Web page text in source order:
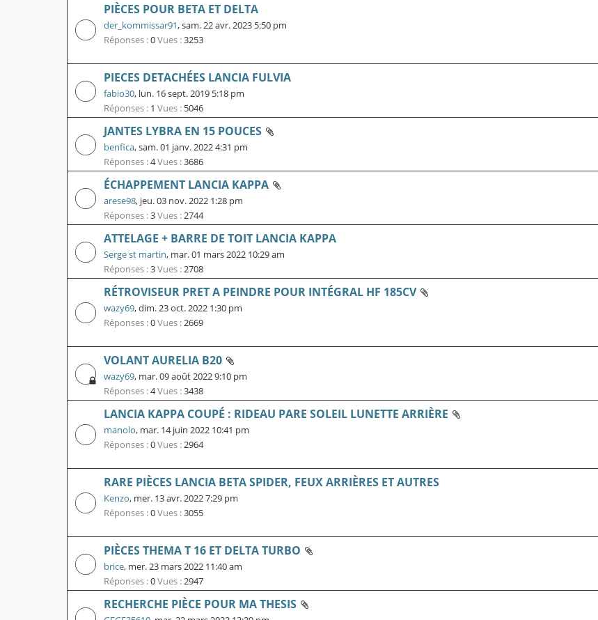
PIÈCES POUR BETA ET DELTA
der_kommissar91,sam. 22 avr. 2023 5:50 pm
Réponses :0Vues :3253
PIECES DETACHÉES LANCIA FULVIA
fabio30, lun. 16 sept. 2019 5:18 pm
Réponses : 1 Vues : 5046
JANTES LYBRA EN 15 POUCES
benfica,sam. 01 janv. 2022 4:31 pm
Réponses :4Vues :3686
ÉCHAPPEMENT LANCIA KAPPA
arese98, jeu. 03 nov. 2022 1:28 pm
Réponses :3Vues : 2744
ATTELAGE + BARRE DE TOIT LANCIA KAPPA
Serge st martin, mar. 01 mars 2022 10:29 am
Réponses :3Vues : 2708
RÉTROVISEUR PRET A PEINDRE POUR INTÉGRAL HF 185CV
wazy69,dim. 23 oct. 2022 1:30 pm
Réponses :0Vues : 2669
VOLANT AURELIA B20
wazy69, mar. 09 août 2022 9:10 pm
Réponses :4Vues :3438
LANCIA KAPPA COUPÉ : RIDEAU PARE SOLEIL LUNETTE ARRIÈRE
manolo, mar. 14 juin 2022 10:41 pm
Réponses :0Vues : 2964
RARE PIÈCES LANCIA BETA SPIDER, FEUX ARRIÈRES ET AUTRES
Kenzo, mer. 13 avr. 2022 7:29 pm
Réponses :0Vues :3055
PIÈCES THEMA T 16 ET DELTA TURBO
brice, mer. 23 mars 2022 11:40 am
Réponses :0Vues : 2947
RECHERCHE PIÈCE POUR MA THESIS